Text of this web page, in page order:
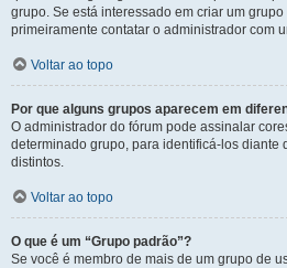
grupo. Se está interessado em criar um
primeiramente contatar o administrador com
Voltar ao topo
Por que alguns grupos aparecem em
O administrador do fórum pode assinalar
determinado grupo, para identificá-los diante
distintos.
Voltar ao topo
O que é um “Grupo padrão”?
Se você é membro de mais de um grupo de